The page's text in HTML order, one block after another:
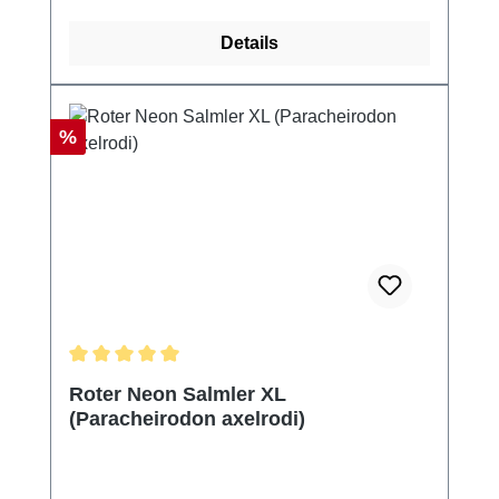
Details
Rabatt
%
Roter Neon Salmler XL
(Paracheirodon axelrodi)